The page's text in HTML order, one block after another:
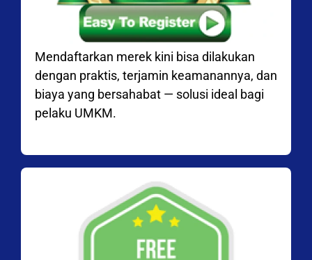
Mendaftarkan merek kini bisa dilakukan
dengan praktis, terjamin keamanannya, dan
biaya yang bersahabat — solusi ideal bagi
pelaku UMKM.